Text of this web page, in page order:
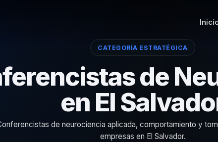
CATEGORÍA ESTRATÉGICA
de
en El
de neurociencia aplicada, comportamiento y
empresas en El Salvador.